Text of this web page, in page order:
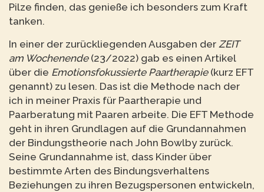
Pilze finden, das genieße ich besonders zum Kraft
tanken.
In einer der zurückliegenden Ausgaben der ZEIT
am Wochenende(23/2022) gab es einen Artikel
über die Emotionsfokussierte Paartherapie(kurz EFT
genannt) zu lesen. Das ist die Methode nach der
ich in meiner Praxis für Paartherapie und
Paarberatung mit Paaren arbeite. Die EFT Methode
geht in ihren Grundlagen auf die Grundannahmen
der Bindungstheorie nach John Bowlby zurück.
Seine Grundannahme ist, dass Kinder über
bestimmte Arten des Bindungsverhaltens
Beziehungen zu ihren Bezugspersonen entwickeln,